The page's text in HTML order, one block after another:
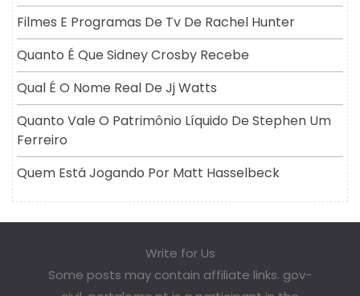
Filmes E Programas De Tv De Rachel Hunter
Quanto É Que Sidney Crosby Recebe
Qual É O Nome Real De Jj Watts
Quanto Vale O Patrimônio Líquido De Stephen Um
Ferreiro
Quem Está Jogando Por Matt Hasselbeck
Write for Us
Some posts may contain affiliate links. gov-